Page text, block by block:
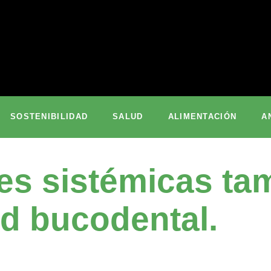
SOSTENIBILIDAD SALUD ALIMENTACIÓN
sistémicas
bucodental.